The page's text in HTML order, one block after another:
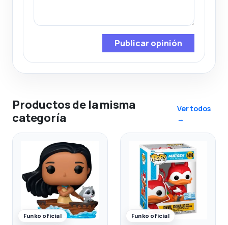
Publicar opinión
Productos de la misma
categoría
Ver todos
→
Funko oficial Funko oficial